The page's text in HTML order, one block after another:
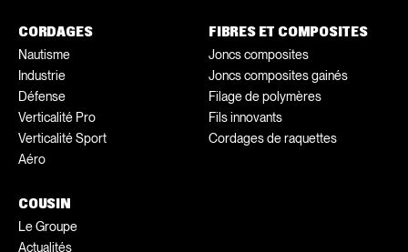
CORDAGES
Nautisme
Industrie
Défense
Verticalité Pro
Verticalité Sport
Aéro
FIBRES ET COMPOSITES
Joncs composites
Joncs composites gainés
Filage de polymères
Fils innovants
Cordages de raquettes
COUSIN
Le Groupe
Actualités